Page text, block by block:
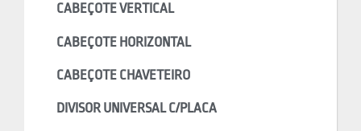
CABEÇOTE VERTICAL
CABEÇOTE HORIZONTAL
CABEÇOTE CHAVETEIRO
DIVISOR UNIVERSAL C/PLACA